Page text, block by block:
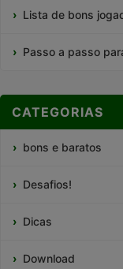
Lista de bons
Passo a passo
CATEGORIAS
bons e baratos
Desafios!
Dicas
Download